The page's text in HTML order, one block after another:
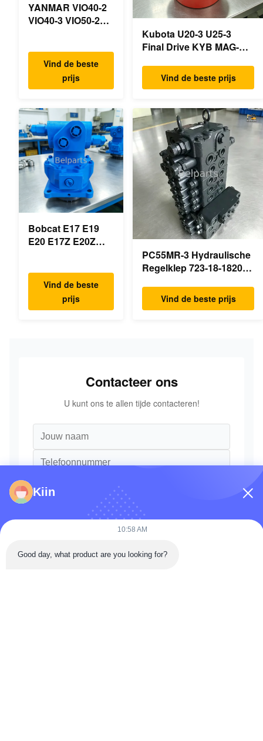
YANMAR VIO40-2
VIO40-3 VIO50-2
Hoofdhydraulische
pomp OEM
PSVD2-17E B0600-
16017
Minigraafmachine
Vind de beste
prijs
Kubota U20-3 U25-3
Final Drive KYB MAG-
Reismotor B0240-18076
RB511-61290 RB559-
mini-
graafmachineonderdelen
Vind de beste prijs
Bobcat E17 E19
E20 E17Z E20Z
7024419 Voor mini
graafmachine
Vind de beste
prijs
PC55MR-3 Hydraulische
Regelklep 723-18-18200
18202 voor KOMATSU
Graafmachine Originele
Vind de beste prijs
Contacteer ons
U kunt ons te allen tijde contacteren!
Kiin
10:58 AM
Good day, what product are you looking for?